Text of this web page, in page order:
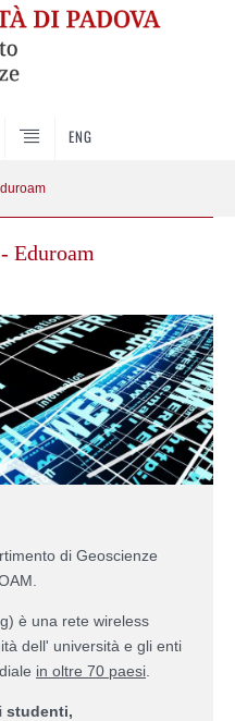
ENG
Eduroam
di Geoscienze
è una rete wireless
dell' università e gli enti
in oltre 70 paesi
studenti,